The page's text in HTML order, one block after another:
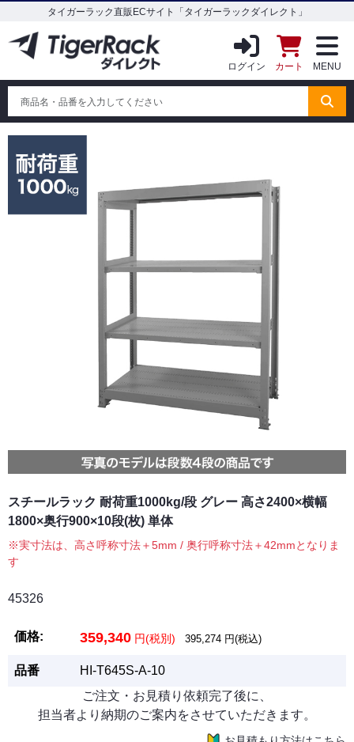
タイガーラック直販ECサイト「タイガーラックダイレクト」
ログイン カート MENU
スチールラック 耐荷重1000kg/段 グレー 高さ2400×横幅
1800×奥行900×10段(枚) 単体
※実寸法は、高さ呼称寸法＋5mm / 奥行呼称寸法＋42mmとなりま
す
45326
価格: 359,340 円(税別) 395,274 円(税込)
品番
HI-T645S-A-10
ご注文・お見積り依頼完了後に、
担当者より納期のご案内をさせていただきます。